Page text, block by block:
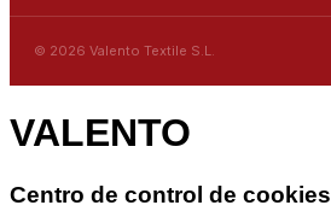
© 2026 Valento Textile S.L.
VALENTO
Centro de control de cookies